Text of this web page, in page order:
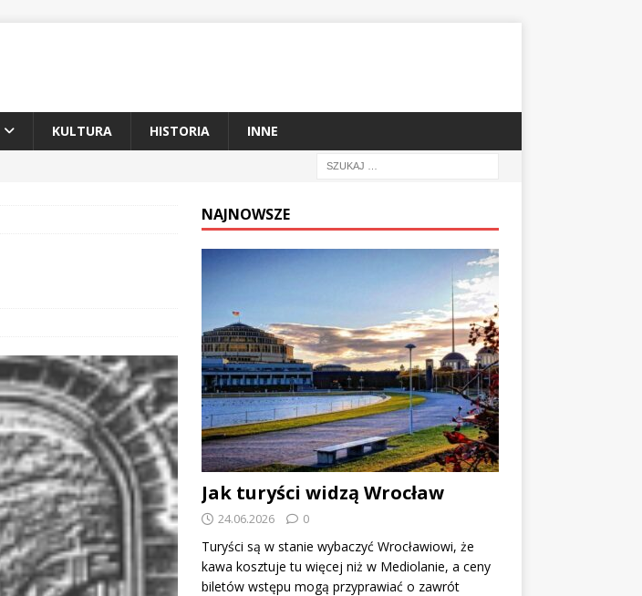
KULTURA HISTORIA INNE
NAJNOWSZE
Jak turyści widzą Wrocław
24.06.2026 0
Turyści są w stanie wybaczyć Wrocławiowi, że
kawa kosztuje tu więcej niż w Mediolanie, a ceny
biletów wstępu mogą przyprawiać o zawrót